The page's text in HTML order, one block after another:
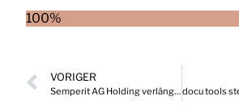
100%
VORIGER
Semperit AG Holding verlängert Vorstandsmandat